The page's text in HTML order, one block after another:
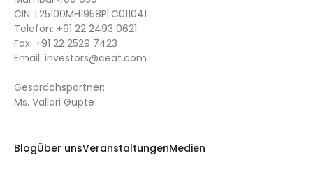
CIN: L25100MH1958PLC011041
Telefon: +91 22 2493 0621
Fax: +91 22 2529 7423
Email: investors@ceat.com
Gesprächspartner:
Ms. Vallari Gupte
BlogÜber unsVeranstaltungenMedien